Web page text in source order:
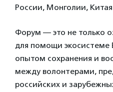
России, Монголии, Китая
Форум — это не только
для помощи экосистеме
опытом сохранения и
между волонтерами,
российских и